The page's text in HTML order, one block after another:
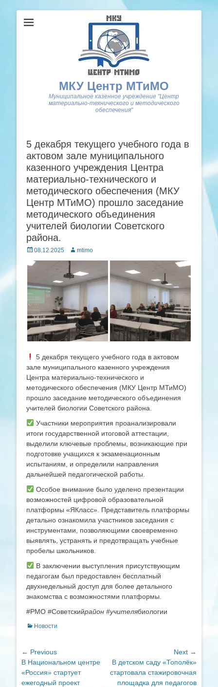
МКУ Центр МТиМО
Муниципальное казенное учреждение "Центр
материально-технического и методического
обеспечения"
5 декабря текущего учебного года в
актовом зале муниципального
казенного учреждения Центра
материально-технического и
методического обеспечения (МКУ
Центр МТиМО) прошло заседание
методического объединения
учителей биологии Советского
района.
Posted
08.12.2025 Author
mtimo
5 декабря текущего учебного года в актовом
зале муниципального казенного учреждения
Центра материально-технического и
методического обеспечения (МКУ Центр МТиМО)
прошло заседание методического объединения
учителей биологии Советского района.
Участники мероприятия проанализировали
итоги государственной итоговой аттестации,
выделили ключевые проблемы, возникающие при
подготовке учащихся к экзаменационным
испытаниям, и определили направления
дальнейшей педагогической работы.
Особое внимание было уделено презентации
возможностей цифровой образовательной
платформы «ЯКласс». Представитель платформы
детально ознакомила участников заседания с
инструментами, позволяющими своевременно
выявлять, устранять и предотвращать учебные
пробелы школьников.
В заключении выступления присутствующим
педагогам был предоставлен бесплатный
двухнедельный доступ для более детального
знакомства с возможностями платформы.
#РМО #Советскийрайон #учителябиологии
Categories
Новости
Навигация
по
записям
← Previous
Previous
post:
В Национальном центре
«Россия» стартует
ежегодный проект
Next →
Next
post:
В детском саду «Тополёк»
стартовала стажировочная
площадка для педагогов